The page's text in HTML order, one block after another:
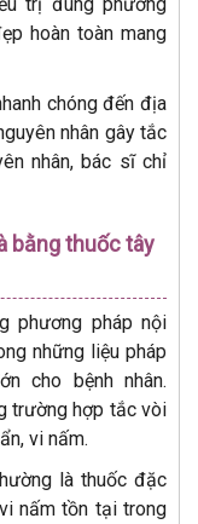
hoàn toàn mang
chóng đến địa
nhân gây tắc
nhân, bác sĩ chỉ
bằng thuốc tây
phương pháp nội
những liệu pháp
cho bệnh nhân.
trường hợp tắc vòi
vi nấm.
là thuốc đặc
nấm tồn tại trong